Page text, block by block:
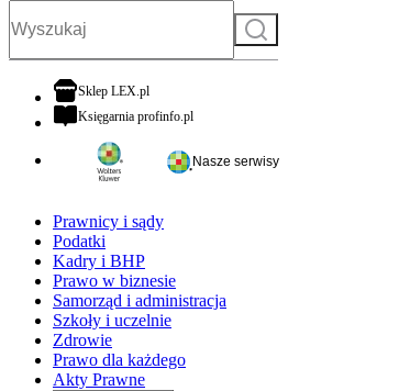
Szukaj
Sklep LEX.plotwiera się w nowej karcie
Księgarnia profinfo.plotwiera się w nowej karcie
Nasze serwisy
Prawnicy i sądy
Podatki
Kadry i BHP
Prawo w biznesie
Samorząd i administracja
Szkoły i uczelnie
Zdrowie
Prawo dla każdego
Akty Prawne